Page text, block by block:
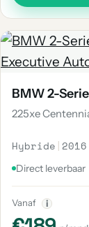
BMW 2-
225xe
Hybride | 2016
Direct leverbaar
Vanaf i